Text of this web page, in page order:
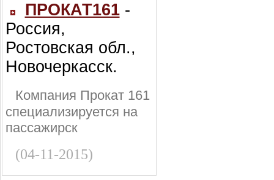
ПРОКАТ161-
Россия,
Ростовская обл.,
Новочеркасск.
Компания Прокат 161
специализируется на
пассажирск
(04-11-2015)